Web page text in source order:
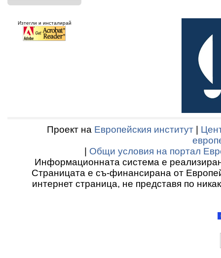
Изтегли и инсталирай
Проект на Европейския институт
Общи условия на портал
Информационната система е
Страницата е съ-финансирана от
интернет страница, не представя по